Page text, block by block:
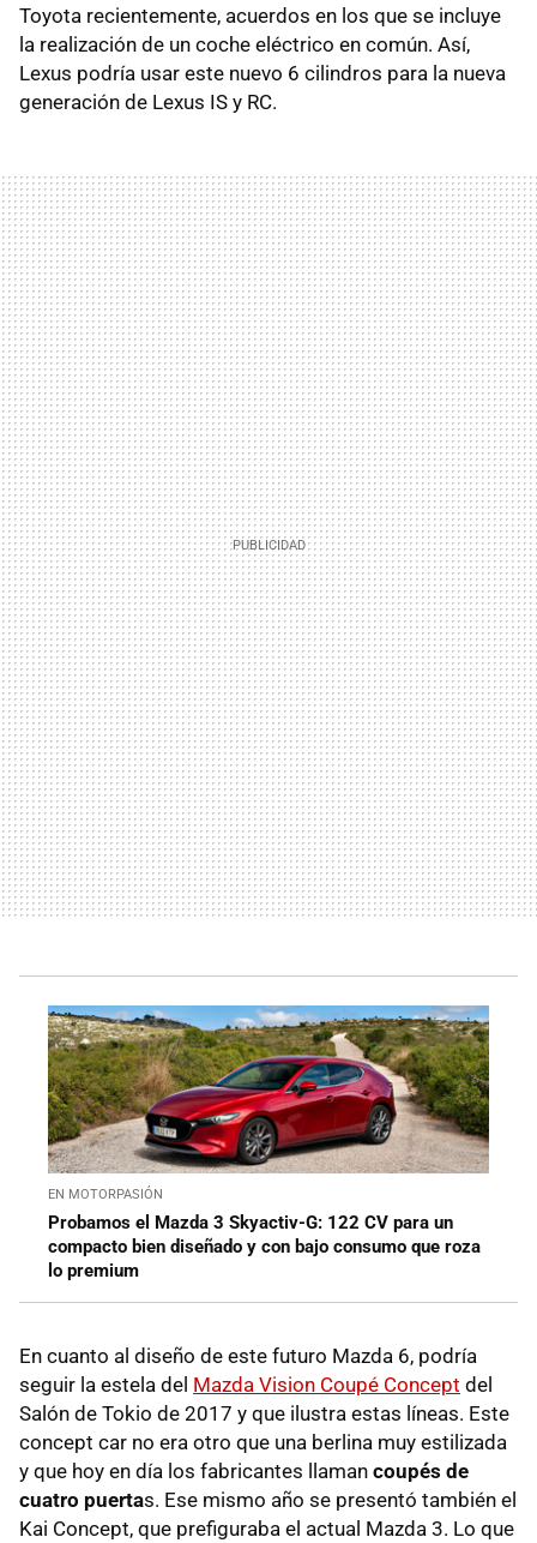
Toyota recientemente, acuerdos en los que se incluye
la realización de un coche eléctrico en común. Así,
Lexus podría usar este nuevo 6 cilindros para la nueva
generación de Lexus IS y RC.
EN MOTORPASIÓN
Probamos el Mazda 3 Skyactiv-G: 122 CV para un
compacto bien diseñado y con bajo consumo que roza
lo premium
En cuanto al diseño de este futuro Mazda 6, podría
seguir la estela del Mazda Vision Coupé Concept del
Salón de Tokio de 2017 y que ilustra estas líneas. Este
concept car no era otro que una berlina muy estilizada
y que hoy en día los fabricantes llaman coupés de
cuatro puertas. Ese mismo año se presentó también el
Kai Concept, que prefiguraba el actual Mazda 3. Lo que